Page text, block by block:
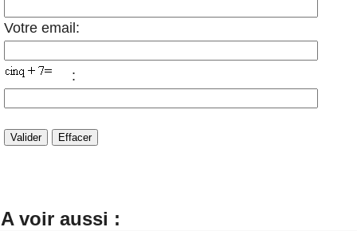
Votre email:
:
A voir aussi :